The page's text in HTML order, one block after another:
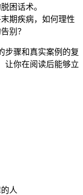
困话术。
期疾病，如何理性
别？
步骤和真实案例的复
让你在阅读后能够立
人